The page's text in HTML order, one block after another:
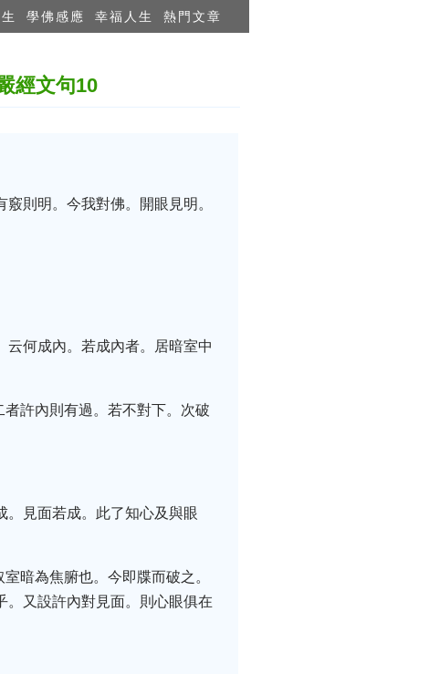
學佛感應 幸福人生 熱門文章
經文句10
則明。今我對佛。開眼見明。
何成內。若成內者。居暗室中
許內則有過。若不對下。次破
。見面若成。此了知心及與眼
暗為焦腑也。今即牒而破之。
。又設許內對見面。則心眼俱在